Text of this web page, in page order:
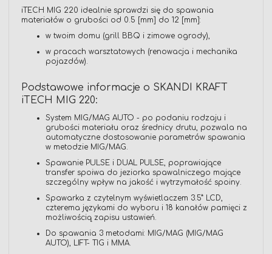
iTECH MIG 220 idealnie sprawdzi się do spawania
materiałów o grubości od 0.5 [mm] do 12 [mm]:
w twoim domu (grill BBQ i zimowe ogrody),
w pracach warsztatowych (renowacja i mechanika
pojazdów).
Podstawowe informacje o SKANDI KRAFT
iTECH MIG 220:
System MIG/MAG AUTO - po podaniu rodzaju i
grubości materiału oraz średnicy drutu, pozwala na
automatyczne dostosowanie parametrów spawania
w metodzie MIG/MAG.
Spawanie PULSE i DUAL PULSE, poprawiające
transfer spoiwa do jeziorka spawalniczego mające
szczególny wpływ na jakość i wytrzymałość spoiny.
Spawarka z czytelnym wyświetlaczem 3.5” LCD,
czterema językami do wyboru i 18 kanałów pamięci z
możliwością zapisu ustawień.
Do spawania 3 metodami: MIG/MAG (MIG/MAG
AUTO), LIFT- TIG i MMA.